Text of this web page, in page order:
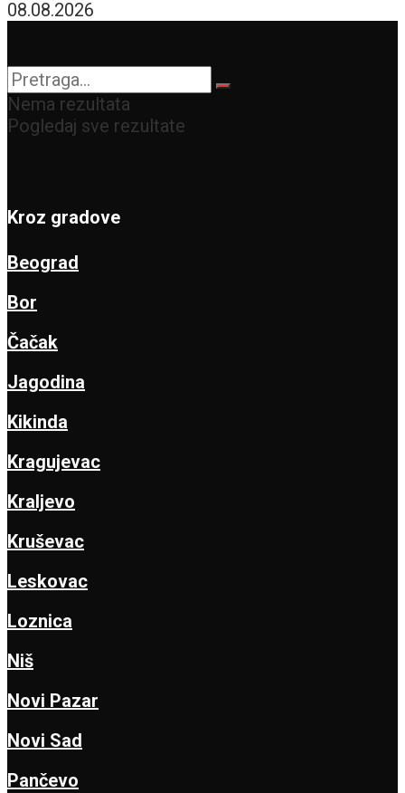
08.08.2026
Nema rezultata
Pogledaj sve rezultate
Kroz gradove
Beograd
Bor
Čačak
Jagodina
Kikinda
Kragujevac
Kraljevo
Kruševac
Leskovac
Loznica
Niš
Novi Pazar
Novi Sad
Pančevo